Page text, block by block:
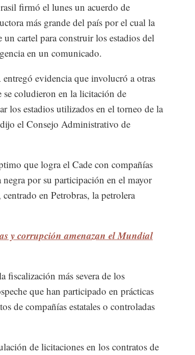
firmó el lunes un acuerdo de
más grande del país por el cual la
cartel para construir los estadios del
en un comunicado.
evidencia que involucró a otras
coludieron en la licitación de
los estadios utilizados en el torneo de la
el Consejo Administrativo de
que logra el Cade con compañías
por su participación en el mayor
en Petrobras, la petrolera
y corrupción amenazan el Mundial
fiscalización más severa de los
que han participado en prácticas
de compañías estatales o controladas
de licitaciones en los contratos de